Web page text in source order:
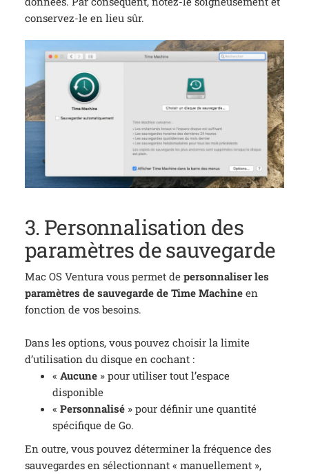
conservez-le en lieu sûr.
3. Personnalisation des
paramètres de sauvegarde
Mac OS Ventura vous permet de personnaliser les
paramètres de sauvegarde de Time Machineen
fonction de vos besoins.
Dans les options, vous pouvez choisir la limite
d’utilisation du disque en cochant :
« Aucune» pour utiliser tout l’espace
disponible
« Personnalisé» pour définir une quantité
spécifique de Go.
En outre, vous pouvez déterminer la fréquence des
sauvegardes en sélectionnant « manuellement »,